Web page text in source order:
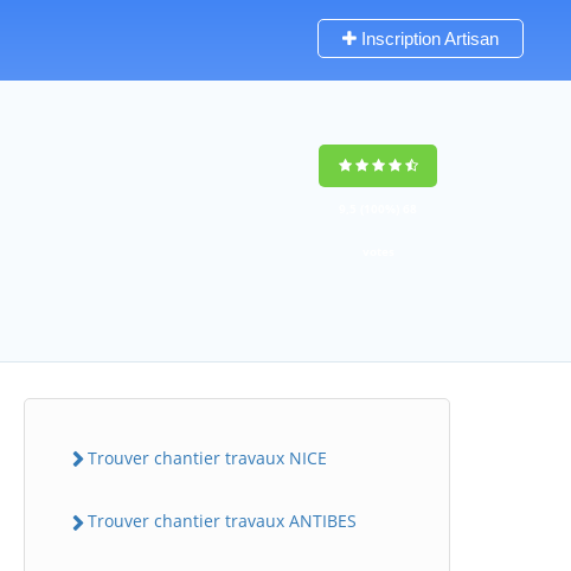
Inscription Artisan
Trouver chantier travaux NICE
Trouver chantier travaux ANTIBES